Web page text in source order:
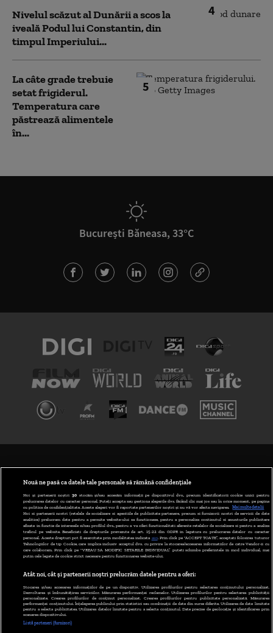
4
Nivelul scăzut al Dunării a scos la
iveală Podul lui Constantin, din
timpul Imperiului...
5
La câte grade trebuie
setat frigiderul.
Temperatura care
păstrează alimentele
în...
București Băneasa, 33°C
ABONARE DIGI TV
GESTIONAȚI PREFERINȚELE
CODUL DIGI24
CAMERE WEB
CONTACT/INFO
Nouă ne pasă ca datele tale personale să rămână confidențiale
Noi și partenerii noștri 30stocăm și/sau accesăm informații pe dispozitivul dvs., precum identificatorii cookie unici pentru
prelucrarea datelor cu caracter personal. Puteți accepta sau gestiona alegerile dvs. făcând clic mai jos sau în orice moment, pe pagina
cu politica de confidențialitate. Aceste alegeri vor fi raportate partenerilor noștri și nu vă vor afecta navigarea.
Mai multe detalii
Noi si partenerii nostri (retelele de socializare si agentiile de publicitate partenere, precum si furnizorii nostri de servicii de date
analitice) prelucram date pentru a permite website-ului sa functioneze, pentru a personaliza continutul si anunturile publicitare
afisate in functie de interesele si/sau profilul dvs., pentru a va oferi functionalitati aferente retelelor de socializare si pentru a analiza
traficul pe website. Beneficiati de drepturile prevazute de art. 15-22 din GDPR in legatura cu prelucrarea datelor cu caracter
personal. Aceste drepturi pot fi exercitate prin modalitatea indicata aici. Prin click pe “ACCEPT TOATE”, acceptati folosirea tuturor
Tehnologiilor de tip Cookie, care implica inclusiv acceptul dvs. cu privire la stocarea/accesarea informatiilor de catre Vendor-ii cu
care colaboram. Prin click pe “VREAU SA MODIFIC SETARILE INDIVIDUAL” puteti schimba preferintele in mod individual, mai
putin cele legate de cookie strict necesare pentru functionarea website-ului.
Atât noi, cât și partenerii noștri prelucrăm datele pentru a oferi:
Stocarea și/sau accesarea informațiilor de pe un dispozitiv. Utilizarea profilurilor pentru selectarea conținutului personalizat.
Dezvoltarea și îmbunătățirea serviciilor. Măsurarea performanței reclamelor. Utilizarea profilurilor pentru selectarea publicității
personalizate. Crearea profilurilor de conținut personalizat. Crearea profilurilor pentru publicitate personalizată. Măsurarea
performanței conținutului. Înțelegerea publicului prin statistici sau combinații de date din surse diferite. Utilizarea de date limitate
pentru a selecta publicitatea. Utilizarea datelor limitate pentru a selecta conținutul. Date precise de geolocație și identificarea prin
scanarea dispozitivului.
Listă parteneri (furnizori)